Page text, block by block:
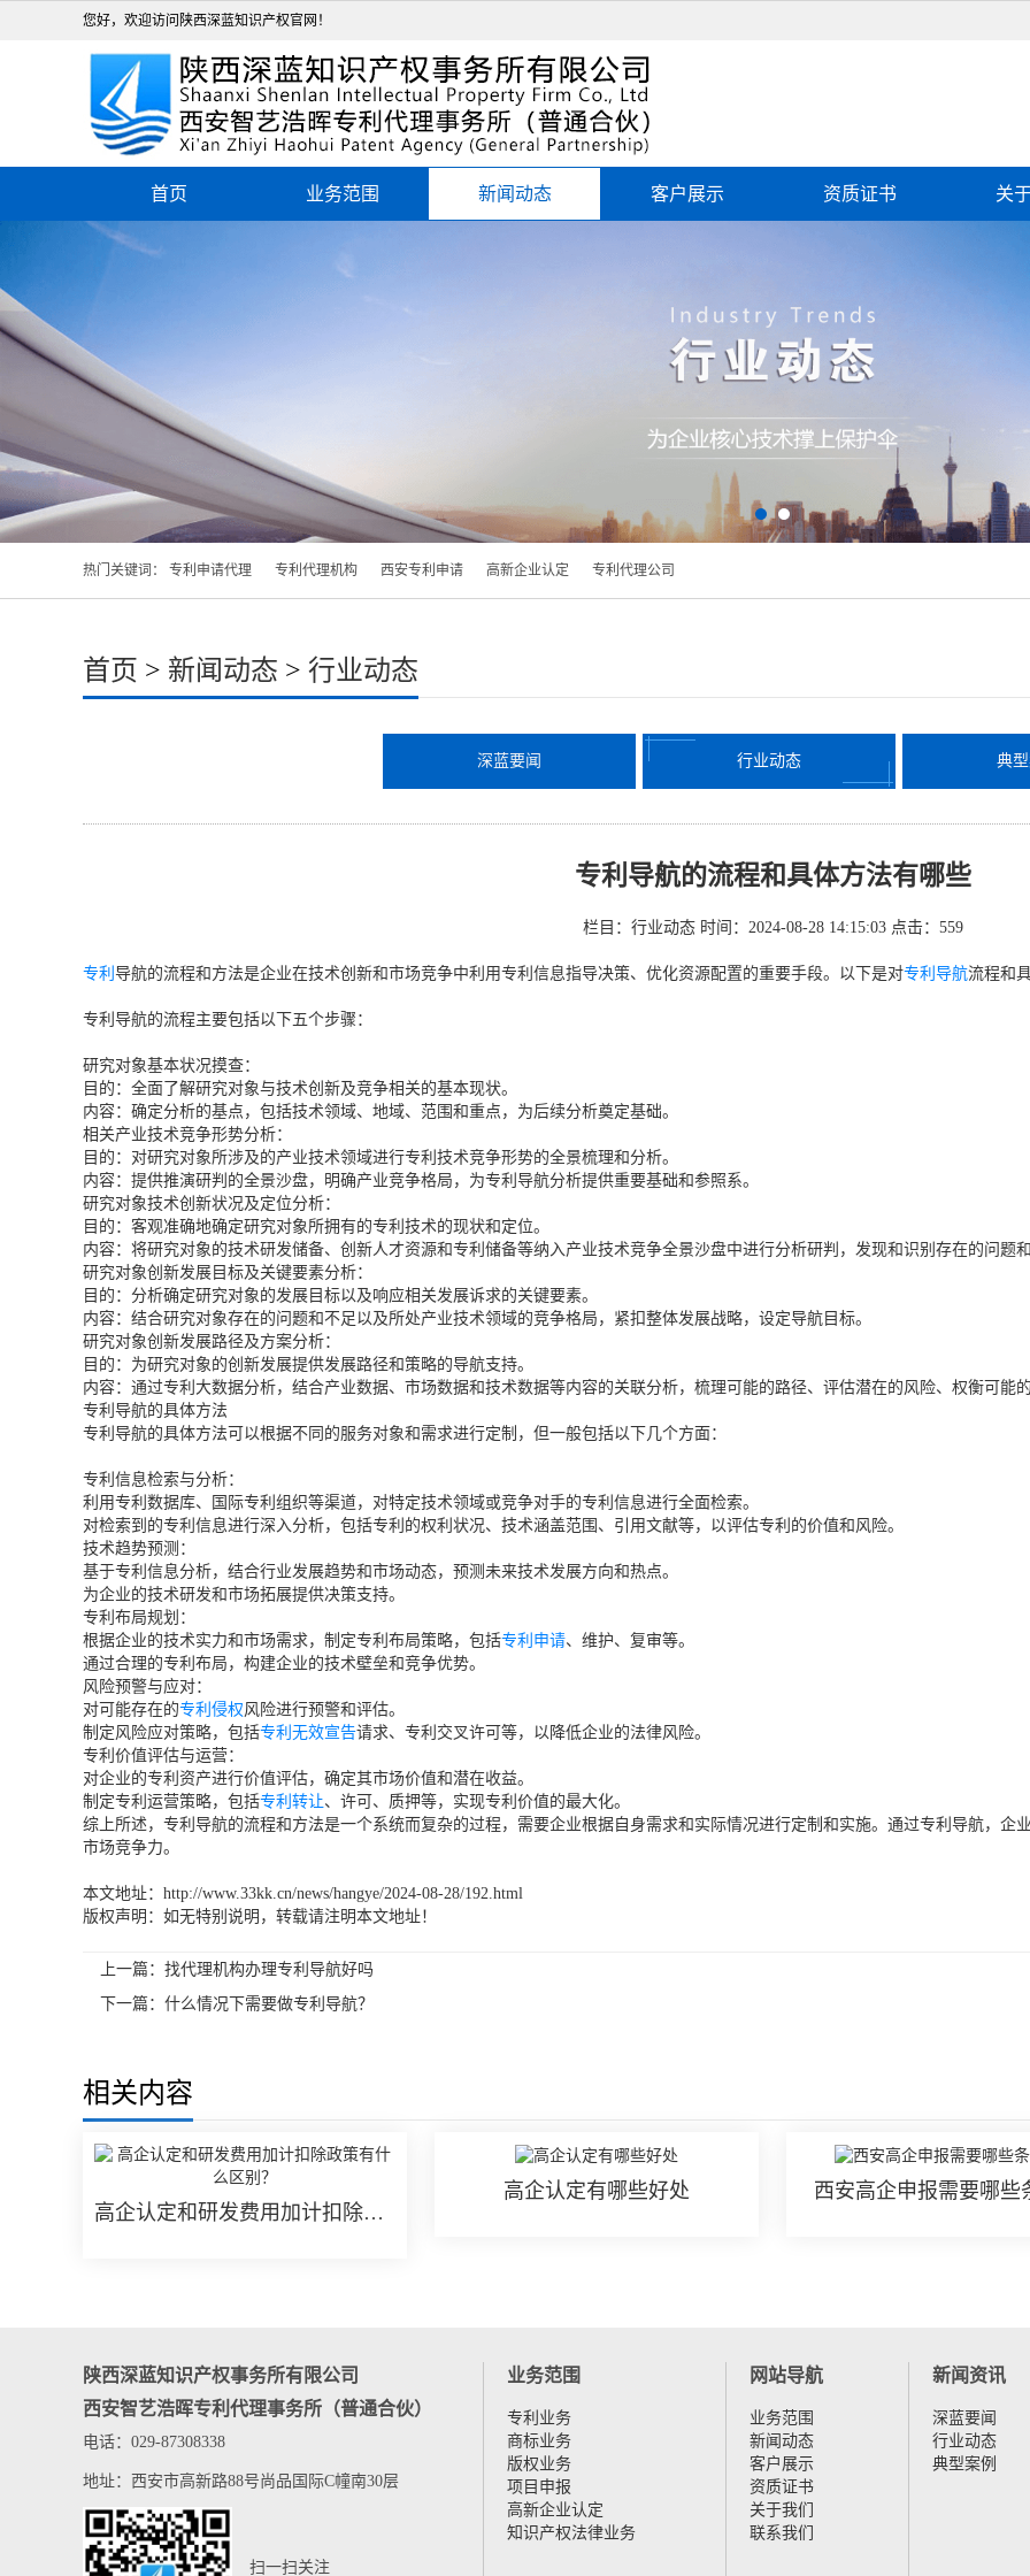
您好，欢迎访问陕西深蓝知识产权官网！
首页 业务范围 新闻动态 客户展示 资质证书 关
热门关键词： 专利申请代理 专利代理机构 西安专利申请 高新企业认定 专利代理公司
首页 > 新闻动态 > 行业动态
深蓝要闻 行业动态 典
专利导航的流程和具体方法有哪些
栏目：行业动态 时间：2024-08-28 14:15:03 点击： 559
专利 导航的流程和方法是企业在技术创新和市场竞争中利用专利信息指导决策、优化资源配置的重要手段。以下是对专利导航流程和
专利导航的流程主要包括以下五个步骤：
研究对象基本状况摸查：
目的：全面了解研究对象与技术创新及竞争相关的基本现状。
内容：确定分析的基点，包括技术领域、地域、范围和重点，为后续分析奠定基础。
相关产业技术竞争形势分析：
目的：对研究对象所涉及的产业技术领域进行专利技术竞争形势的全景梳理和分析。
内容：提供推演研判的全景沙盘，明确产业竞争格局，为专利导航分析提供重要基础和参照系。
研究对象技术创新状况及定位分析：
目的：客观准确地确定研究对象所拥有的专利技术的现状和定位。
内容：将研究对象的技术研发储备、创新人才资源和专利储备等纳入产业技术竞争全景沙盘中进行分析研判，发现和识别存在的问题和
研究对象创新发展目标及关键要素分析：
目的：分析确定研究对象的发展目标以及响应相关发展诉求的关键要素。
内容：结合研究对象存在的问题和不足以及所处产业技术领域的竞争格局，紧扣整体发展战略，设定导航目标。
研究对象创新发展路径及方案分析：
目的：为研究对象的创新发展提供发展路径和策略的导航支持。
内容：通过专利大数据分析，结合产业数据、市场数据和技术数据等内容的关联分析，梳理可能的路径、评估潜在的风险、权衡可能的
专利导航的具体方法
专利导航的具体方法可以根据不同的服务对象和需求进行定制，但一般包括以下几个方面：
专利信息检索与分析：
利用专利数据库、国际专利组织等渠道，对特定技术领域或竞争对手的专利信息进行全面检索。
对检索到的专利信息进行深入分析，包括专利的权利状况、技术涵盖范围、引用文献等，以评估专利的价值和风险。
技术趋势预测：
基于专利信息分析，结合行业发展趋势和市场动态，预测未来技术发展方向和热点。
为企业的技术研发和市场拓展提供决策支持。
专利布局规划：
根据企业的技术实力和市场需求，制定专利布局策略，包括专利申请、维护、复审等。
通过合理的专利布局，构建企业的技术壁垒和竞争优势。
风险预警与应对：
对可能存在的专利侵权风险进行预警和评估。
制定风险应对策略，包括专利无效宣告请求、专利交叉许可等，以降低企业的法律风险。
专利价值评估与运营：
对企业的专利资产进行价值评估，确定其市场价值和潜在收益。
制定专利运营策略，包括专利转让、许可、质押等，实现专利价值的最大化。
综上所述，专利导航的流程和方法是一个系统而复杂的过程，需要企业根据自身需求和实际情况进行定制和实施。通过专利导航，企
市场竞争力。
本文地址：http://www.33kk.cn/news/hangye/2024-08-28/192.html
版权声明：如无特别说明，转载请注明本文地址！
上一篇： 找代理机构办理专利导航好吗
下一篇： 什么情况下需要做专利导航？
相关内容
高企认定和研发费用加计扣除政策有什么区别？
高企认定有哪些好处
西安高企申报需要哪些
陕西深蓝知识产权事务所有限公司
西安智艺浩晖专利代理事务所（普通合伙）
电话：029-87308338
地址：西安市高新路88号尚品国际C幢南30层
扫一扫关注
业务范围
专利业务
商标业务
版权业务
项目申报
高新企业认定
知识产权法律业务
网站导航
业务范围
新闻动态
客户展示
资质证书
关于我们
联系我们
新闻资讯
深蓝要闻
行业动态
典型案例